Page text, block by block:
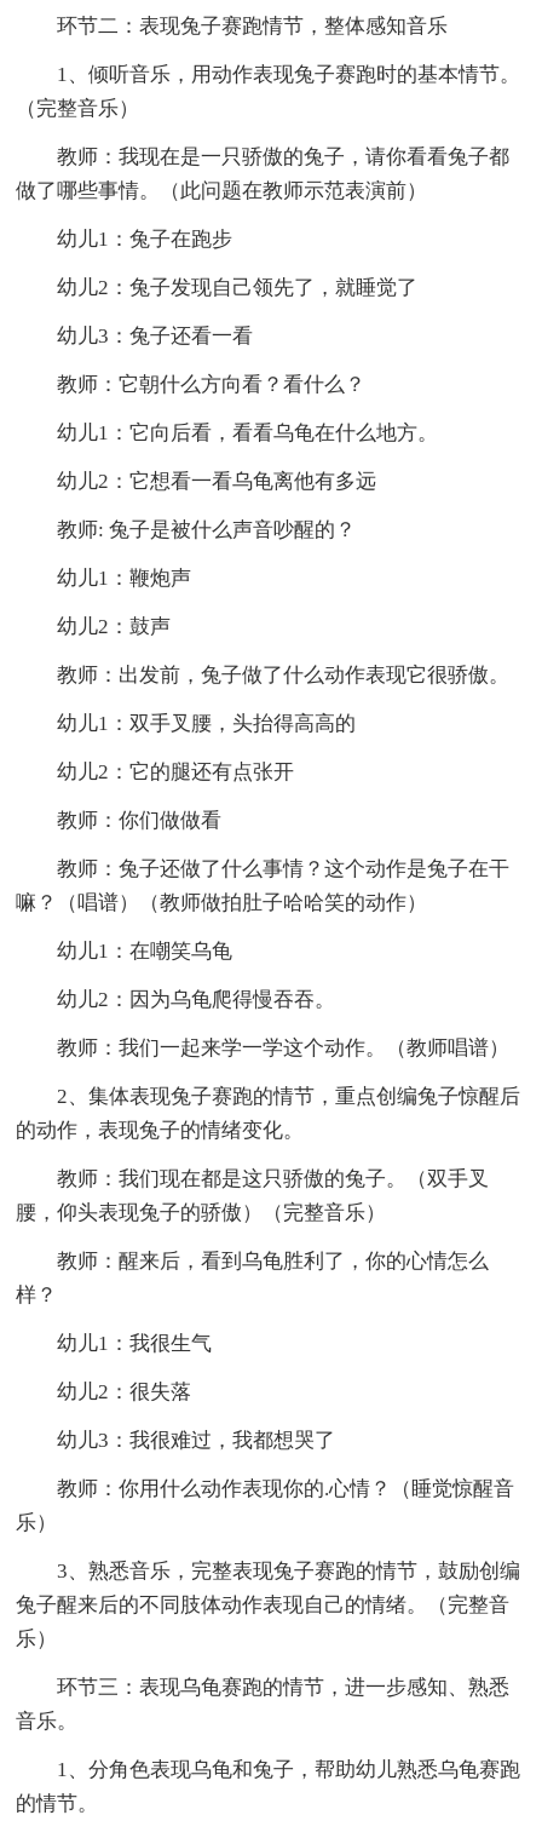
环节二：表现兔子赛跑情节，整体感知音乐
1、倾听音乐，用动作表现兔子赛跑时的基本情节。
（完整音乐）
教师：我现在是一只骄傲的兔子，请你看看兔子都
做了哪些事情。（此问题在教师示范表演前）
幼儿1：兔子在跑步
幼儿2：兔子发现自己领先了，就睡觉了
幼儿3：兔子还看一看
教师：它朝什么方向看？看什么？
幼儿1：它向后看，看看乌龟在什么地方。
幼儿2：它想看一看乌龟离他有多远
教师: 兔子是被什么声音吵醒的？
幼儿1：鞭炮声
幼儿2：鼓声
教师：出发前，兔子做了什么动作表现它很骄傲。
幼儿1：双手叉腰，头抬得高高的
幼儿2：它的腿还有点张开
教师：你们做做看
教师：兔子还做了什么事情？这个动作是兔子在干
嘛？（唱谱）（教师做拍肚子哈哈笑的动作）
幼儿1：在嘲笑乌龟
幼儿2：因为乌龟爬得慢吞吞。
教师：我们一起来学一学这个动作。（教师唱谱）
2、集体表现兔子赛跑的情节，重点创编兔子惊醒后
的动作，表现兔子的情绪变化。
教师：我们现在都是这只骄傲的兔子。（双手叉
腰，仰头表现兔子的骄傲）（完整音乐）
教师：醒来后，看到乌龟胜利了，你的心情怎么
样？
幼儿1：我很生气
幼儿2：很失落
幼儿3：我很难过，我都想哭了
教师：你用什么动作表现你的.心情？（睡觉惊醒音
乐）
3、熟悉音乐，完整表现兔子赛跑的情节，鼓励创编
兔子醒来后的不同肢体动作表现自己的情绪。（完整音
乐）
环节三：表现乌龟赛跑的情节，进一步感知、熟悉
音乐。
1、分角色表现乌龟和兔子，帮助幼儿熟悉乌龟赛跑
的情节。